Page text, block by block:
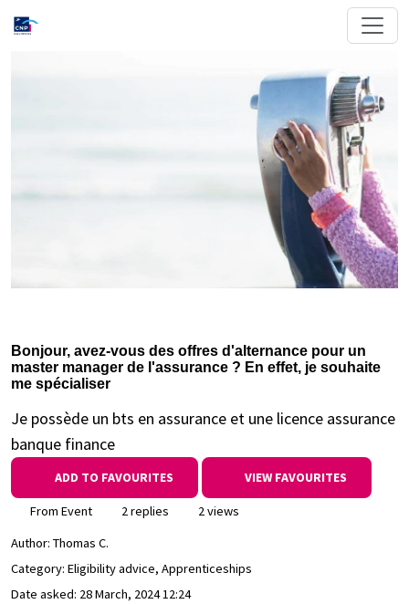
Bonjour, avez-vous des offres d'alternance pour un
master manager de l'assurance ? En effet, je souhaite
me spécialiser
Je possède un bts en assurance et une licence assurance
banque finance
ADD TO FAVOURITES VIEW FAVOURITES
From Event 2 replies
2 views
Author: Thomas C.
Category: Eligibility advice, Apprenticeships
Date asked: 28 March, 2024 12:24